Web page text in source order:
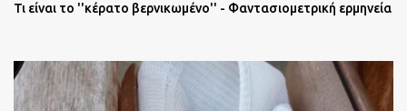
Τι είναι το ''κέρατο βερνικωμένο'' - Φαντασιομετρική ερμηνεία